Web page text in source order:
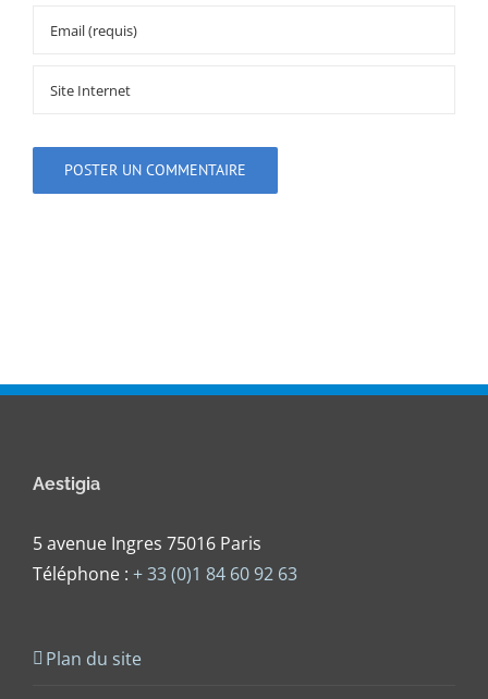
Aestigia
5 avenue Ingres 75016 Paris
Téléphone : + 33 (0)1 84 60 92 63
Plan du site